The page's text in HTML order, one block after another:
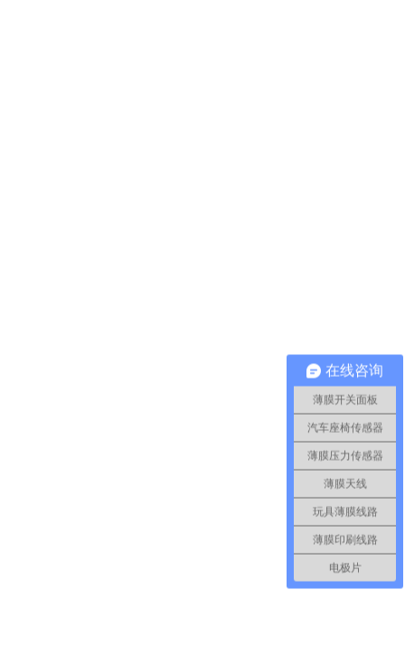
在线咨询
薄膜开关面板
汽车座椅传感器
薄膜压力传感器
薄膜天线
玩具薄膜线路
薄膜印刷线路
电极片